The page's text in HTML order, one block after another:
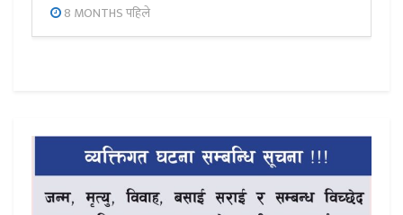
8 MONTHS पहिले